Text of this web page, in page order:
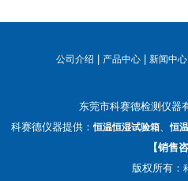
公司介绍 | 产品中心 |新闻中心
东莞市科赛德检测仪
科赛德仪器提供：恒温恒湿试验箱 、恒
【销售
版权所有：